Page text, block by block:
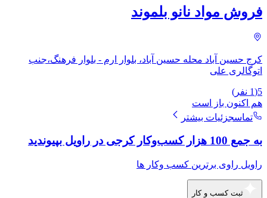
فروش مواد نانو بلموند
کرج حسین آباد محله حسین آباد، بلوار ارم - بلوار فرهنگ،جنب
اتوگالری علی
5
(
1 نفر)
هم اکنون باز است
تماسجزئیات بیشتر
به جمع 100 هزار کسب‌وکار کرجی در راویل بپیوندید
راویل راوی برترین کسب وکار ها
ثبت کسب و کار